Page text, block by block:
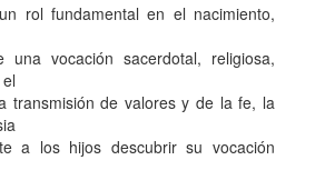
rol fundamental en el nacimiento,
una vocación sacerdotal, religiosa,
transmisión de valores y de la fe, la
a los hijos descubrir su vocación